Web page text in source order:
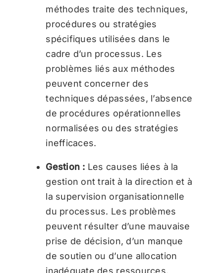
méthodes traite des techniques,
procédures ou stratégies
spécifiques utilisées dans le
cadre d’un processus. Les
problèmes liés aux méthodes
peuvent concerner des
techniques dépassées, l’absence
de procédures opérationnelles
normalisées ou des stratégies
inefficaces.
Gestion : Les causes liées à la
gestion ont trait à la direction et à
la supervision organisationnelle
du processus. Les problèmes
peuvent résulter d’une mauvaise
prise de décision, d’un manque
de soutien ou d’une allocation
inadéquate des ressources.